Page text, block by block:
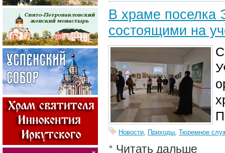
В храме поселка
состоящими на
Новости, Приходы, Тюремное
Читать дальше